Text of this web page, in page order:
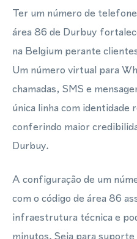
Ter um número de
área 86 de Durbuy
na Belgium perante
Um número virtual para
chamadas, SMS e
única linha com identidade
conferindo maior
Durbuy.
A configuração de um
com o código de área 86
infraestrutura técnica e
minutos. Seja para